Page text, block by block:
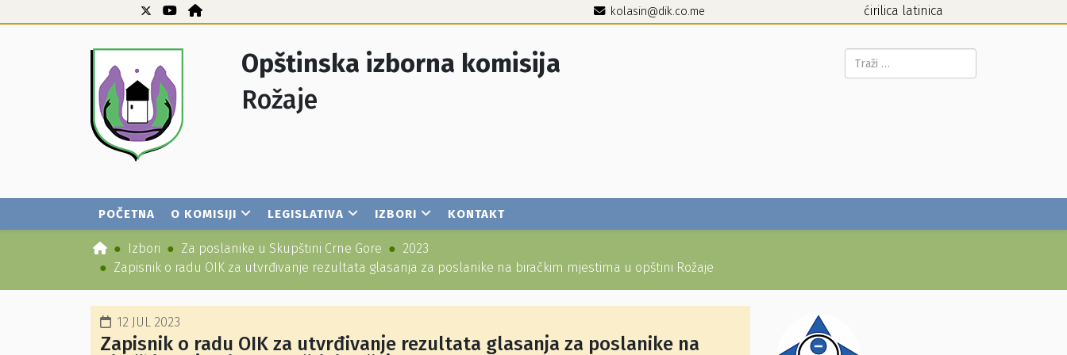
kolasin@dik.co.me ćirilica latinica
Opštinska izborna komisija
Rožaje
Pretraga...
POČETNA O KOMISIJI LEGISLATIVA IZBORI KONTAKT
Izbori Za poslanike u Skupštini Crne Gore
2023
Zapisnik o radu OIK za utvrđivanje rezultata glasanja za poslanike na biračkim mjestima u opštini Rožaje
12 JUL 2023
Zapisnik o radu OIK za utvrđivanje rezultata glasanja za poslanike na